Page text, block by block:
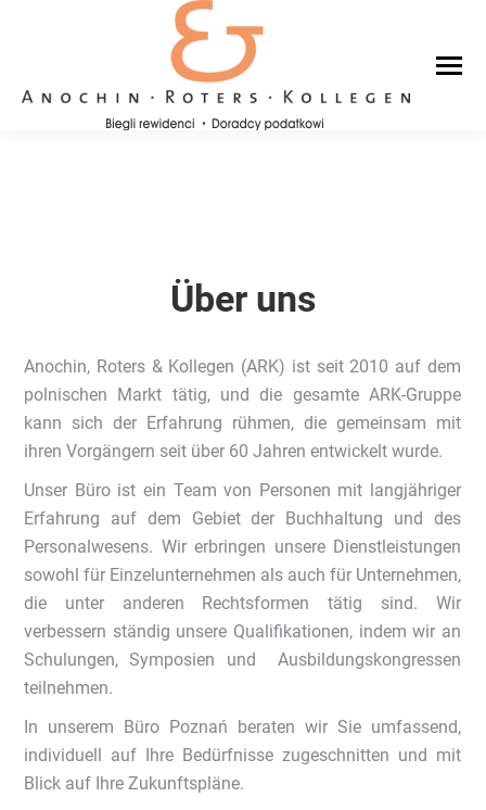
Über uns
Anochin, Roters & Kollegen (ARK) ist seit 2010 auf dem
polnischen Markt tätig, und die gesamte ARK-Gruppe
kann sich der Erfahrung rühmen, die gemeinsam mit
ihren Vorgängern seit über 60 Jahren entwickelt wurde.
Unser Büro ist ein Team von Personen mit langjähriger
Erfahrung auf dem Gebiet der Buchhaltung und des
Personalwesens. Wir erbringen unsere Dienstleistungen
sowohl für Einzelunternehmen als auch für Unternehmen,
die unter anderen Rechtsformen tätig sind. Wir
verbessern ständig unsere Qualifikationen, indem wir an
Schulungen, Symposien und Ausbildungskongressen
teilnehmen.
In unserem Büro Poznań beraten wir Sie umfassend,
individuell auf Ihre Bedürfnisse zugeschnitten und mit
Blick auf Ihre Zukunftspläne.